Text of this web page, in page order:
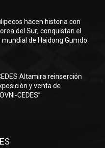
hacen historia con
del Sur; conquistan el
de Haidong Gumdo
Altamira reinserción
y venta de
CEDES”